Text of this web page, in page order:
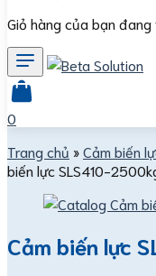
Giỏ hàng của bạn đang
0
Trang chủ »Cảm biến
biến lực SLS410-
Cảm biến lực